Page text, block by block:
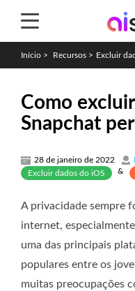
Início > Recursos > Excluir
Como
Snapchat
28 de janeiro de 2022
Excluir dados do iOS
&
A privacidade sempre
internet,
uma das principais
populares entre os
muitas preocupações